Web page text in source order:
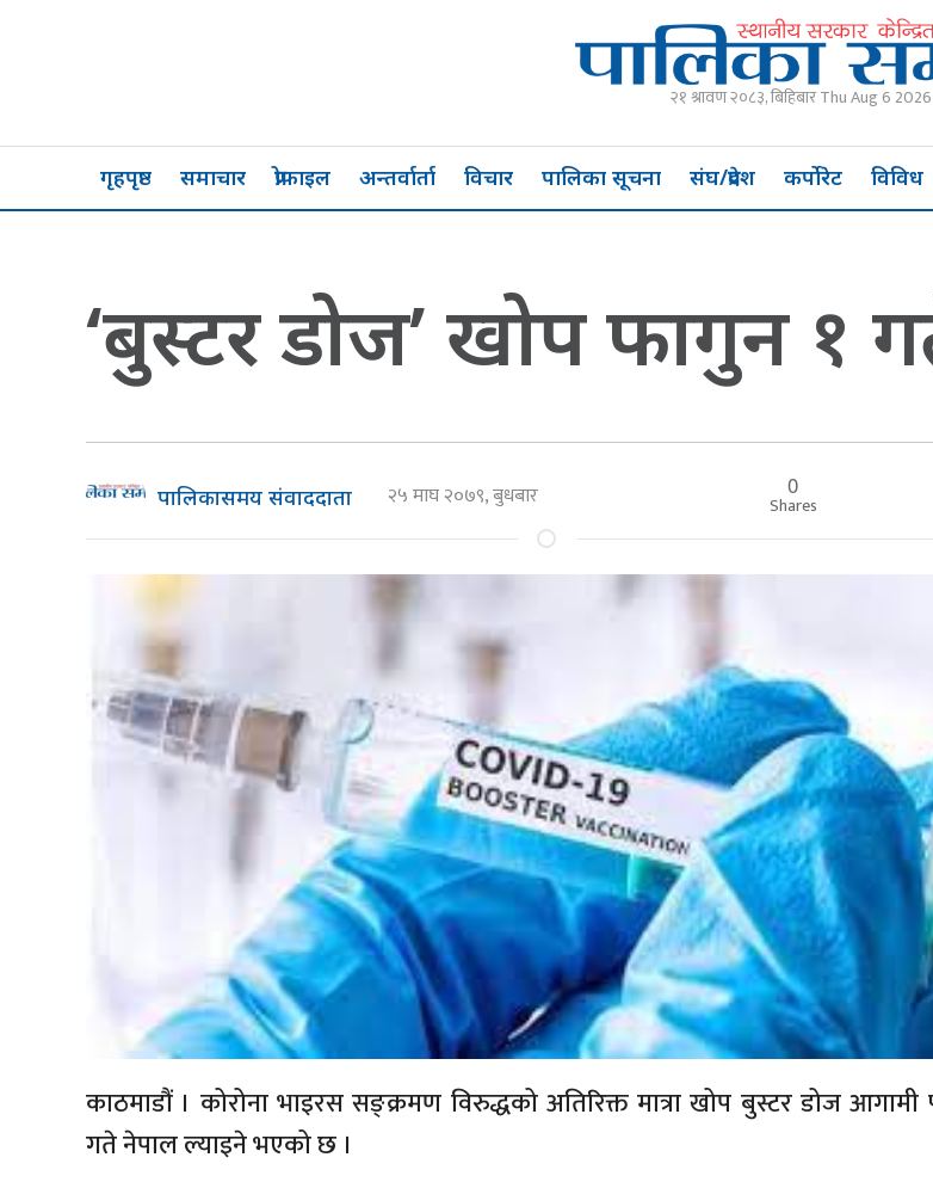
२१ श्रावण २०८३, बिहिबार Thu Aug 6 2026
गृहपृष्ठ समाचार प्रोफाइल अन्तर्वार्ता विचार पालिका सूचना संघ/प्रदेश कर्पोरेट विविध
‘बुस्टर डोज’ खोप फागुन १
पालिकासमय संवाददाता २५ माघ २०७९, बुधबार 0
Shares
काठमाडौं । कोरोना भाइरस सङ्क्रमण विरुद्धको अतिरिक्त मात्रा खोप बुस्टर डोज
गते नेपाल ल्याइने भएको छ ।